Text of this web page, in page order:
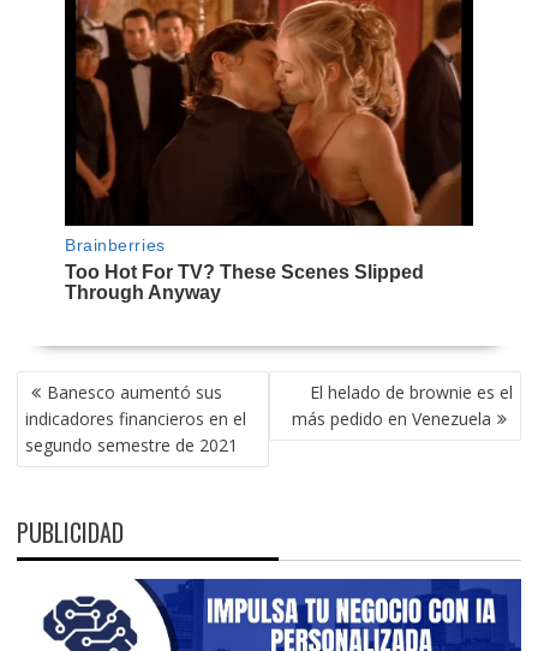
NAVEGACIÓN
DE
ENTRADAS
Banesco aumentó sus
indicadores financieros en el
segundo semestre de 2021
El helado de brownie es el
más pedido en Venezuela
PUBLICIDAD